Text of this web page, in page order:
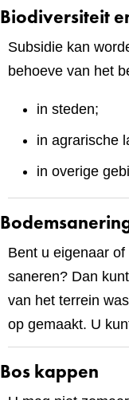
Biodiversiteit
Subsidie kan
behoeve van het
in steden;
in agrarische
in overige
Bent u eigenaar
saneren? Dan
van het terrein
op gemaakt. U
Bos kappen